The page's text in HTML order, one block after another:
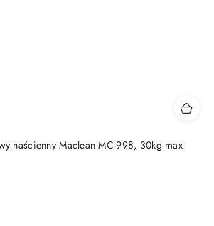
naścienny Maclean MC-998, 30kg max